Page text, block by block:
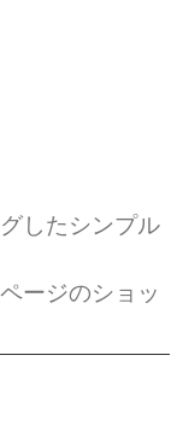
したシンプル
ージのショッ